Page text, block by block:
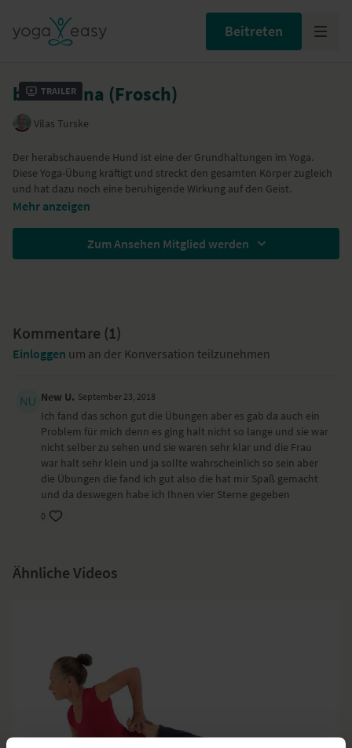
Beitreten
Trailer
bhekasana (Frosch)
Vilas Turske
Der herabschauende Hund ist eine der Grundhaltungen im Yoga.
Diese Yoga-Übung kräftigt und streckt den gesamten Körper zugleich
und hat dazu noch eine beruhigende Wirkung auf den Geist.
Mehr anzeigen
Zum Ansehen Mitglied werden
Kommentare (1)
Einloggen um an der Konversation teilzunehmen
New U. September 23, 2018
Ich fand das schon gut die Übungen aber es gab da auch ein
Problem für mich denn es ging halt nicht so lange und sie war
nicht selber zu sehen und sie waren sehr klar und die Frau
war halt sehr klein und ja sollte wahrscheinlich so sein aber
die Übungen die fand ich gut also die hat mir Spaß gemacht
und da deswegen habe ich Ihnen vier Sterne gegeben
0
Ähnliche Videos